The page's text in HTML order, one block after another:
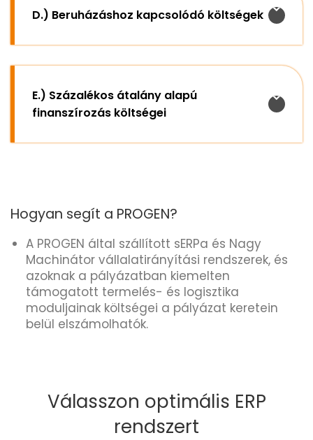
D.) Beruházáshoz kapcsolódó költségek
E.) Százalékos átalány alapú
finanszírozás költségei
Hogyan segít a PROGEN?
A PROGEN által szállított sERPa és Nagy
Machinátor vállalatirányítási rendszerek, és
azoknak a pályázatban kiemelten
támogatott termelés- és logisztika
moduljainak költségei a pályázat keretein
belül elszámolhatók.
Válasszon optimális ERP
rendszert